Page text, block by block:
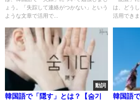
ょう。「失踪して連絡がつかない」という
ような文章で活用で...
は、どう
活用でき
動詞
韓国語で「隠す」とは？【숨기
韓国語